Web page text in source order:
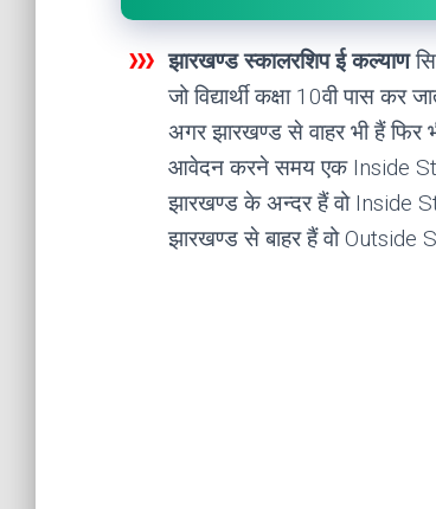
झारखण्ड स्कालरशिप ई कल्याण
जो विद्यार्थी कक्षा 10वी पास
अगर झारखण्ड से वाहर भी हैं
आवेदन करने समय एक Inside
झारखण्ड के अन्दर हैं वो Inside
झारखण्ड से बाहर हैं वो